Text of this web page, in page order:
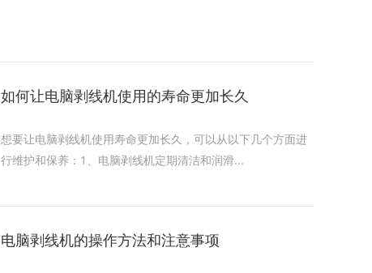
如何让电脑剥线机使用的寿命更加长久
想要让电脑剥线机使用寿命更加长久，可以从以下几个方面进
行维护和保养‌：1‌、电脑剥线机定期清洁和润滑...
电脑剥线机的操作方法和注意事项